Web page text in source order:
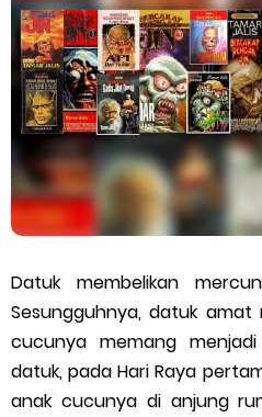
Fakta Menarik Piala Dunia
4 Negara Yang Mencipta
2026
10 Pemain Besbol
Tamar Jalis Siri Bercakap
MyKad Terbaharu Malaysia
Anda Perlu
Datuk membelikan
Sesungguhnya, datuk
cucunya memang
datuk, pada Hari Raya
anak cucunya di anjung